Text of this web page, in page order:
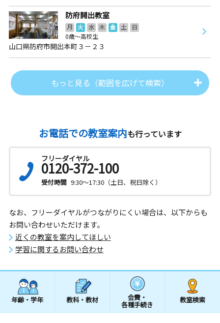
防府開出教室
月 火 水 木 金 土
日
0歳～高校生
山口県防府市開出本町３－２３
もっと見る（範囲を広げて検索）
お電話での教室案内も行っています
フリーダイヤル
0120-372-100
受付時間 9:30～17:30（土日、祝日除く）
なお、フリーダイヤルがつながりにくい場合は、以下からも
お問い合わせいただけます。
近くの教室を案内してほしい
学習に関するお問い合わせ
年齢・学年 教科・教材 会費・
各種手続き
教室検索